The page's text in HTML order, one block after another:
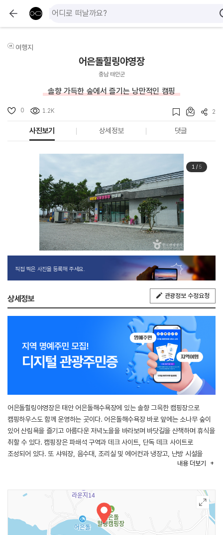
여행지
어은돌힐링야영장
충남 태안군
솔향 가득한 숲에서 즐기는 낭만적인 캠핑
0 1.2K 2
사진보기 상세정보 댓글
1/ 5
직접 찍은 사진을 등록해 주세요.
상세정보 관광정보 수정요청
어은돌힐링야영장은 태안 어은돌해수욕장에 있는 솔향 그윽한 캠핑장으로
캠핑하우스도 함께 운영하는 곳이다. 어은돌해수욕장 바로 앞에는 소나무 숲이
있어 산림욕을 즐기고 아름다운 저녁노을을 바라보며 바닷길을 산책하며 휴식을
취할 수 있다. 캠핑장은 파쇄석 구역과 데크 사이트, 단독 데크 사이트로
조성되어 있다. 또 샤워장, 음수대, 조리실 및 에어컨과 냉장고, 난방 시설을
갖추고 있다. 입실과 퇴실 전후로 예약자가 없으면 시간이 조정 가능하다. 특히
바뀌면서 바닷가 캠핑장의 진면모를 보여준다. 갯벌 체험, 갯바위 낚시 및 선상
낚시도 즐길 수 있으며 각종 싱싱한 해산물을 싼 가격으로 현지에서 구입할 수
있다. 야영장 주변으로 천리포해수욕장, 만리포해수욕장, 파도리해수욕장 등이
있다.
내용 더보기